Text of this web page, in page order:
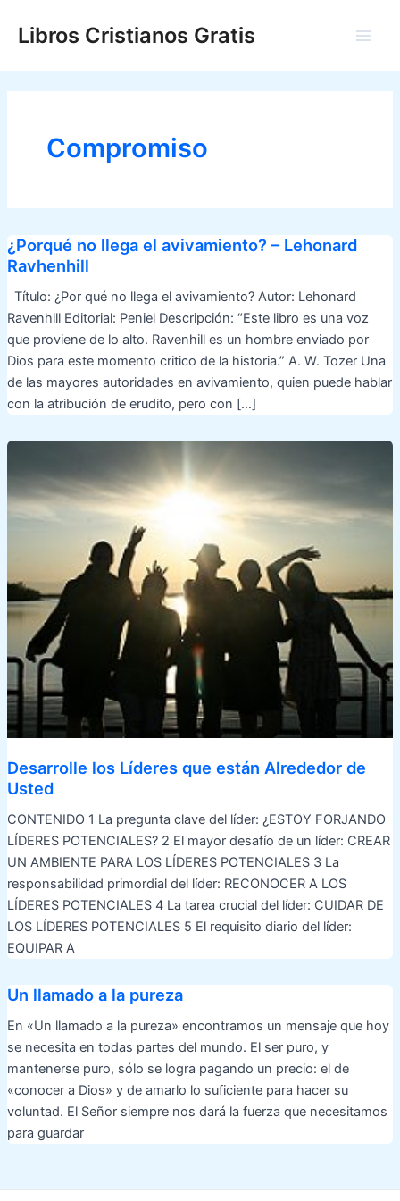
Libros Cristianos Gratis
Compromiso
¿Porqué no llega el avivamiento? – Lehonard
Ravhenhill
Título: ¿Por qué no llega el avivamiento? Autor: Lehonard
Ravenhill Editorial: Peniel Descripción: “Este libro es una voz
que proviene de lo alto. Ravenhill es un hombre enviado por
Dios para este momento critico de la historia.” A. W. Tozer Una
de las mayores autoridades en avivamiento, quien puede hablar
con la atribución de erudito, pero con […]
Desarrolle los Líderes que están Alrededor de
Usted
CONTENIDO 1 La pregunta clave del líder: ¿ESTOY FORJANDO
LÍDERES POTENCIALES? 2 El mayor desafío de un líder: CREAR
UN AMBIENTE PARA LOS LÍDERES POTENCIALES 3 La
responsabilidad primordial del líder: RECONOCER A LOS
LÍDERES POTENCIALES 4 La tarea crucial del líder: CUIDAR DE
LOS LÍDERES POTENCIALES 5 El requisito diario del líder:
EQUIPAR A
Un llamado a la pureza
En «Un llamado a la pureza» encontramos un mensaje que hoy
se necesita en todas partes del mundo. El ser puro, y
mantenerse puro, sólo se logra pagando un precio: el de
«conocer a Dios» y de amarlo lo suficiente para hacer su
voluntad. El Señor siempre nos dará la fuerza que necesitamos
para guardar